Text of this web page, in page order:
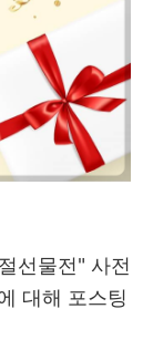
선물전" 사전
대해 포스팅